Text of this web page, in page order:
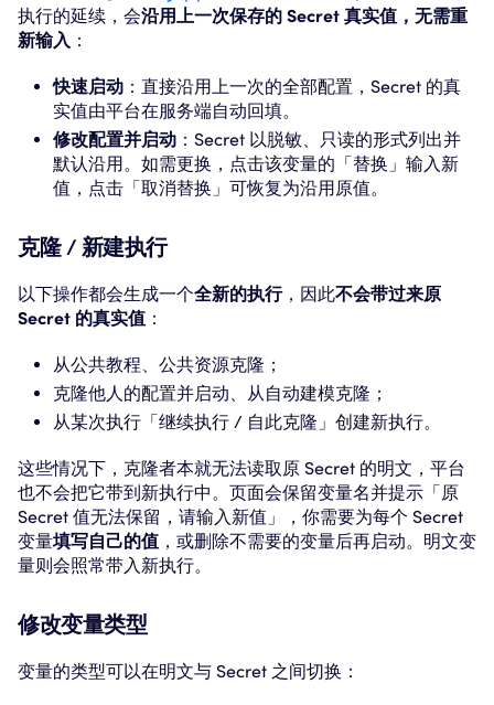
执行的延续，会沿用上一次保存的 Secret 真实值，无需重
新输入 ：
快速启动 ：直接沿用上一次的全部配置，Secret 的真
实值由平台在服务端自动回填。
修改配置并启动 ：Secret 以脱敏、只读的形式列出并
默认沿用。如需更换，点击该变量的「替换」输入新
值，点击「取消替换」可恢复为沿用原值。
克隆 / 新建执行
以下操作都会生成一个全新的执行，因此不会带过来原
Secret 的真实值 ：
从公共教程、公共资源克隆；
克隆他人的配置并启动、从自动建模克隆；
从某次执行「继续执行 / 自此克隆」创建新执行。
这些情况下，克隆者本就无法读取原 Secret 的明文，平台
也不会把它带到新执行中。页面会保留变量名并提示「原
Secret 值无法保留，请输入新值」，你需要为每个 Secret
变量填写自己的值 ，或删除不需要的变量后再启动。明文变
量则会照常带入新执行。
修改变量类型
变量的类型可以在明文与 Secret 之间切换：